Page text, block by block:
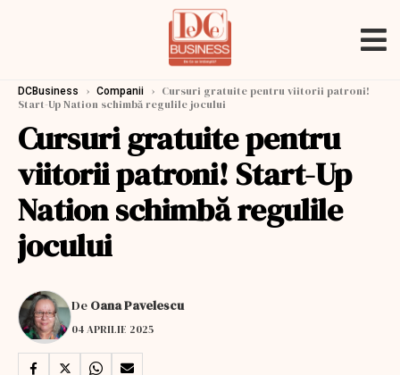
DCBusiness › Companii › Cursuri gratuite pentru viitorii patroni!
Start-Up Nation schimbă regulile jocului
Cursuri gratuite pentru
viitorii patroni! Start-Up
Nation schimbă regulile
jocului
De Oana Pavelescu
04 APRILIE 2025